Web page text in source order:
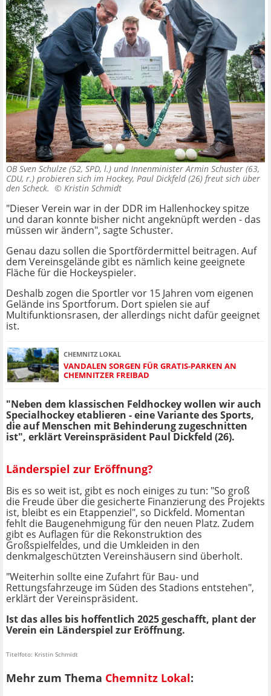
OB Sven Schulze (52, SPD, l.) und Innenminister Armin Schuster (63,
CDU, r.) probieren sich im Hockey, Paul Dickfeld (26) freut sich über
den Scheck. © Kristin Schmidt
"Dieser Verein war in der DDR im Hallenhockey spitze
und daran konnte bisher nicht angeknüpft werden - das
müssen wir ändern", sagte Schuster.
Genau dazu sollen die Sportfördermittel beitragen. Auf
dem Vereinsgelände gibt es nämlich keine geeignete
Fläche für die Hockeyspieler.
Deshalb zogen die Sportler vor 15 Jahren vom eigenen
Gelände ins Sportforum. Dort spielen sie auf
Multifunktionsrasen, der allerdings nicht dafür geeignet
ist.
CHEMNITZ LOKAL
VANDALEN SORGEN FÜR GRATIS-PARKEN AN
CHEMNITZER FREIBAD
"Neben dem klassischen Feldhockey wollen wir auch
Specialhockey etablieren - eine Variante des Sports,
die auf Menschen mit Behinderung zugeschnitten
ist", erklärt Vereinspräsident Paul Dickfeld (26).
Länderspiel zur Eröffnung?
Bis es so weit ist, gibt es noch einiges zu tun: "So groß
die Freude über die gesicherte Finanzierung des Projekts
ist, bleibt es ein Etappenziel", so Dickfeld. Momentan
fehlt die Baugenehmigung für den neuen Platz. Zudem
gibt es Auflagen für die Rekonstruktion des
Großspielfeldes, und die Umkleiden in den
denkmalgeschützten Vereinshäusern sind überholt.
"Weiterhin sollte eine Zufahrt für Bau- und
Rettungsfahrzeuge im Süden des Stadions entstehen",
erklärt der Vereinspräsident.
Ist das alles bis hoffentlich 2025 geschafft, plant der
Verein ein Länderspiel zur Eröffnung.
Titelfoto: Kristin Schmidt
Mehr zum Thema Chemnitz Lokal: